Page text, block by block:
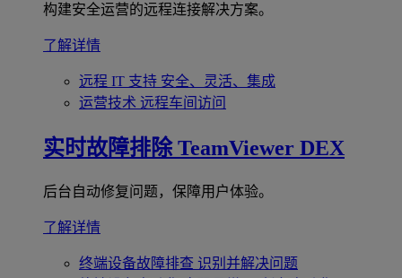
构建安全运营的远程连接解决方案。
了解详情
远程 IT 支持 安全、灵活、集成
运营技术 远程车间访问
实时故障排除 TeamViewer DEX
后台自动修复问题，保障用户体验。
了解详情
终端设备故障排查 识别并解决问题